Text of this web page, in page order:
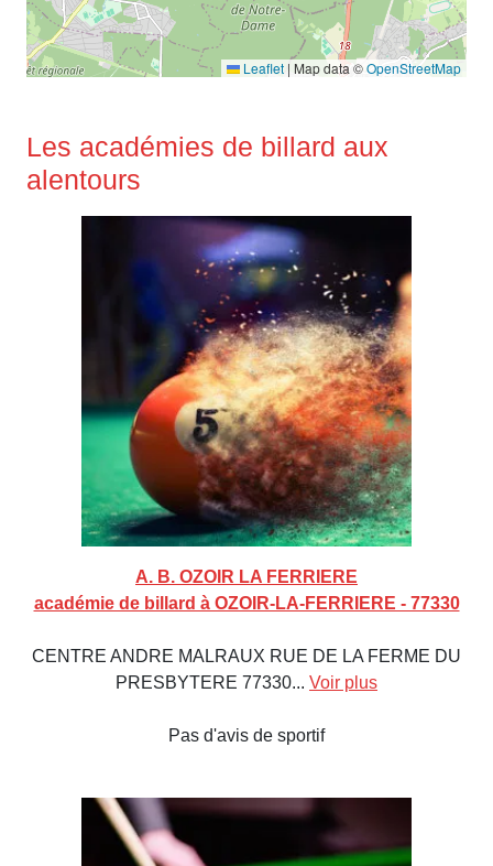
Leaflet | Map data ©OpenStreetMap
Les académies de billard aux
alentours
A. B. OZOIR LA FERRIERE
académie de billard à OZOIR-LA-FERRIERE - 77330
CENTRE ANDRE MALRAUX RUE DE LA FERME DU
PRESBYTERE 77330... Voir plus
Pas d'avis de sportif